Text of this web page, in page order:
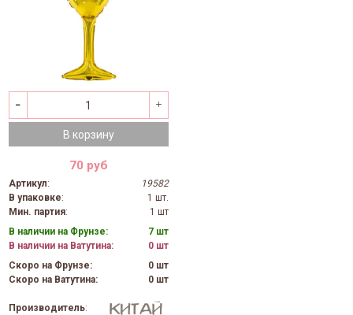
В корзину
70 руб
Артикул:
19582
В упаковке:
1 шт.
Мин. партия:
1 шт
В наличии на Фрунзе:
7 шт
В наличии на Ватутина:
0 шт
Скоро на Фрунзе:
0 шт
Скоро на Ватутина:
0 шт
Производитель: